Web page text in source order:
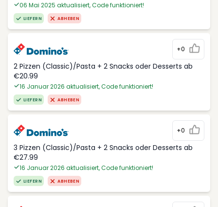
06 Mai 2025 aktualisiert, Code funktioniert!
LIEFERN ABHEBEN
+0
2 Pizzen (Classic)/Pasta + 2 Snacks oder Desserts ab
€20.99
16 Januar 2026 aktualisiert, Code funktioniert!
LIEFERN ABHEBEN
+0
3 Pizzen (Classic)/Pasta + 2 Snacks oder Desserts ab
€27.99
16 Januar 2026 aktualisiert, Code funktioniert!
LIEFERN ABHEBEN